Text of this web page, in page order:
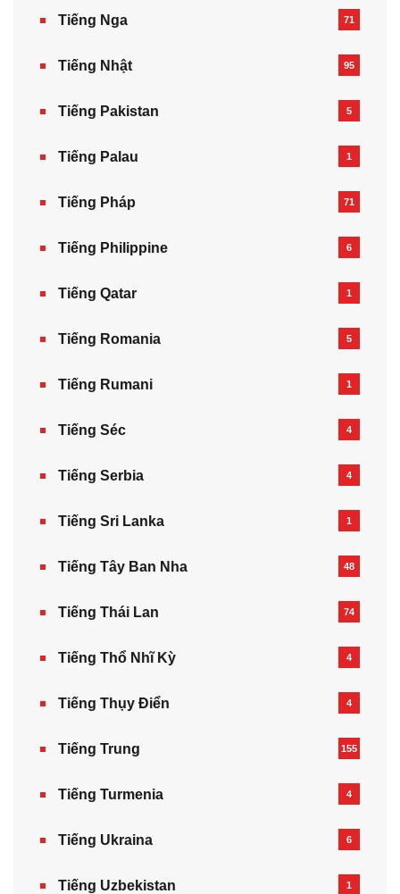
Tiếng Nga 71
Tiếng Nhật 95
Tiếng Pakistan 5
Tiếng Palau 1
Tiếng Pháp 71
Tiếng Philippine 6
Tiếng Qatar 1
Tiếng Romania 5
Tiếng Rumani 1
Tiếng Séc 4
Tiếng Serbia 4
Tiếng Sri Lanka 1
Tiếng Tây Ban Nha 48
Tiếng Thái Lan 74
Tiếng Thổ Nhĩ Kỳ 4
Tiếng Thụy Điển 4
Tiếng Trung 155
Tiếng Turmenia 4
Tiếng Ukraina 6
Tiếng Uzbekistan 1